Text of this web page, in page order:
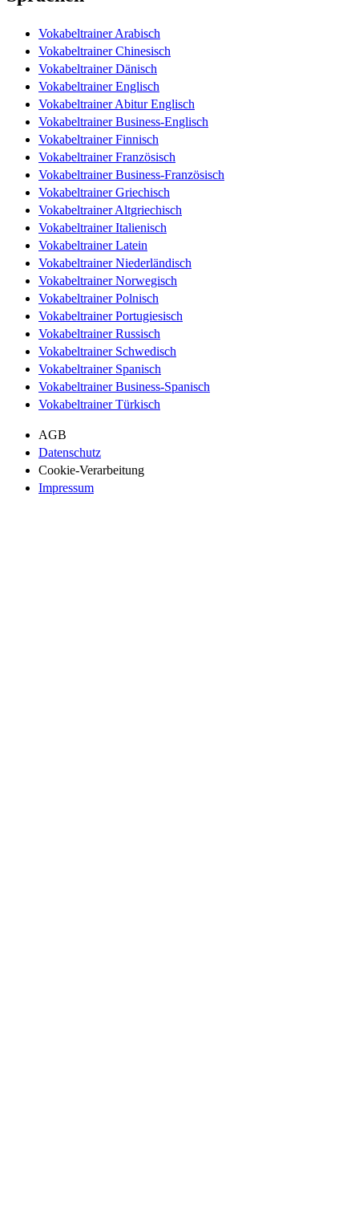
Vokabeltrainer Arabisch
Vokabeltrainer Chinesisch
Vokabeltrainer Dänisch
Vokabeltrainer Englisch
Vokabeltrainer Abitur Englisch
Vokabeltrainer Business-Englisch
Vokabeltrainer Finnisch
Vokabeltrainer Französisch
Vokabeltrainer Business-Französisch
Vokabeltrainer Griechisch
Vokabeltrainer Altgriechisch
Vokabeltrainer Italienisch
Vokabeltrainer Latein
Vokabeltrainer Niederländisch
Vokabeltrainer Norwegisch
Vokabeltrainer Polnisch
Vokabeltrainer Portugiesisch
Vokabeltrainer Russisch
Vokabeltrainer Schwedisch
Vokabeltrainer Spanisch
Vokabeltrainer Business-Spanisch
Vokabeltrainer Türkisch
AGB
Datenschutz
Cookie-Verarbeitung
Impressum